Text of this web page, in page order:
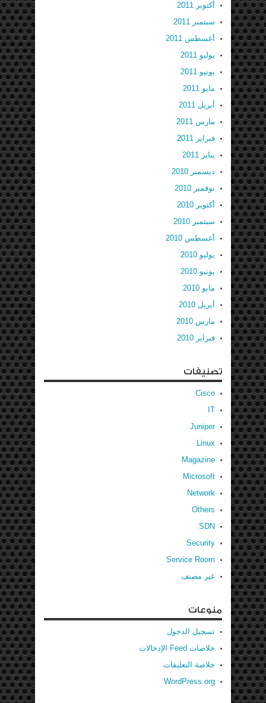
أكتوبر 2011
سبتمبر 2011
أغسطس 2011
يوليو 2011
يونيو 2011
مايو 2011
أبريل 2011
مارس 2011
فبراير 2011
يناير 2011
ديسمبر 2010
نوفمبر 2010
أكتوبر 2010
سبتمبر 2010
أغسطس 2010
يوليو 2010
يونيو 2010
مايو 2010
أبريل 2010
مارس 2010
فبراير 2010
تصنيفات
Cisco
IT
Juniper
Linux
Magazine
Microsoft
Network
Others
SDN
Security
Service Room
غير مصنف
منوعات
تسجيل الدخول
خلاصات Feed الإدخالات
خلاصة التعليقات
WordPress.org